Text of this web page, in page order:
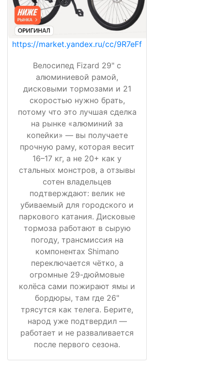
https://market.yandex.ru/cc/9R7eFf
Велосипед Fizard 29" с
алюминиевой рамой,
дисковыми тормозами и 21
скоростью нужно брать,
потому что это лучшая сделка
на рынке «алюминий за
копейки» — вы получаете
прочную раму, которая весит
16–17 кг, а не 20+ как у
стальных монстров, а отзывы
сотен владельцев
подтверждают: велик не
убиваемый для городского и
паркового катания. Дисковые
тормоза работают в сырую
погоду, трансмиссия на
компонентах Shimano
переключается чётко, а
огромные 29-дюймовые
колёса сами пожирают ямы и
бордюры, там где 26"
трясутся как телега. Берите,
народ уже подтвердил —
работает и не разваливается
после первого сезона.